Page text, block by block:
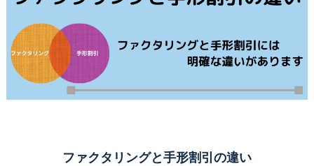
ファクタリングと手形割引の違い